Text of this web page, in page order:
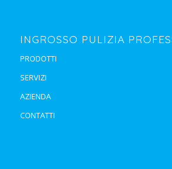
INGROSSO PULIZIA
PRODOTTI
SERVIZI
AZIENDA
CONTATTI